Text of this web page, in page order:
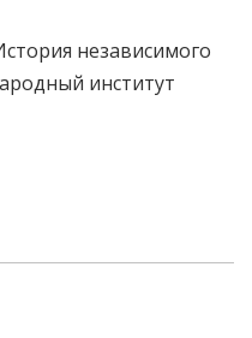
независимого
институт